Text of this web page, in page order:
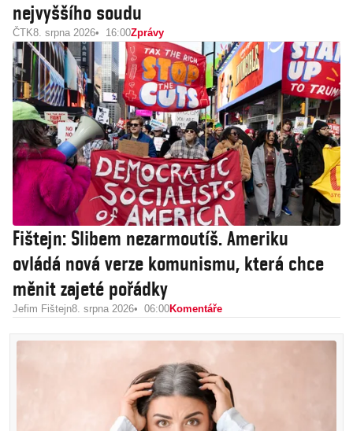
nejvyššího soudu
ČTK8. srpna 2026 16:00Zprávy
Fištejn: Slibem nezarmoutíš. Ameriku
ovládá nová verze komunismu, která chce
měnit zajeté pořádky
Jefim Fištejn8. srpna 2026 06:00Komentáře